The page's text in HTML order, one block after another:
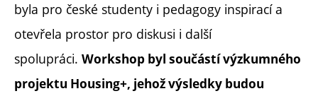
byla pro české studenty i pedagogy inspirací a
otevřela prostor pro diskusi i další
spolupráci. Workshop byl součástí výzkumného
projektu Housing+, jehož výsledky budou